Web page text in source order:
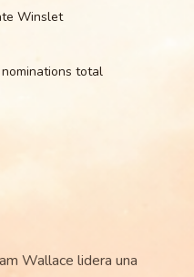
Winslet
total
Wallace lidera una